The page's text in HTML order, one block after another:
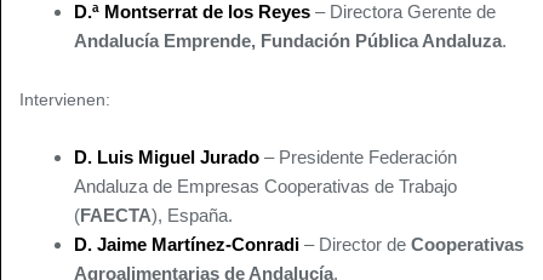
D.ª Montserrat de los Reyes – Directora Gerente de
Andalucía Emprende, Fundación Pública Andaluza.
Intervienen:
D. Luis Miguel Jurado – Presidente Federación
Andaluza de Empresas Cooperativas de Trabajo
(FAECTA), España.
D. Jaime Martínez-Conradi – Director de Cooperativas
Agroalimentarias de Andalucía.